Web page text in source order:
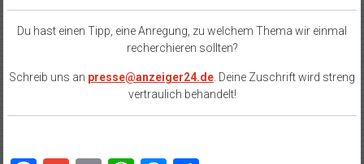
Du hast einen Tipp, eine Anregung, zu welchem Thema wir einmal
recherchieren sollten?
Schreib uns an presse@anzeiger24.de. Deine Zuschrift wird streng
vertraulich behandelt!